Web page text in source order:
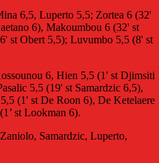
6,5, Luperto 5,5; Zortea 6 (32'
6), Makoumbou 6 (32' st
st Obert 5,5); Luvumbo 5,5 (8' st
6, Hien 5,5 (1' st Djimsiti
5,5 (19' st Samardzic 6,5),
(1' st De Roon 6), De Ketelaere
st Lookman 6).
Samardzic, Luperto,